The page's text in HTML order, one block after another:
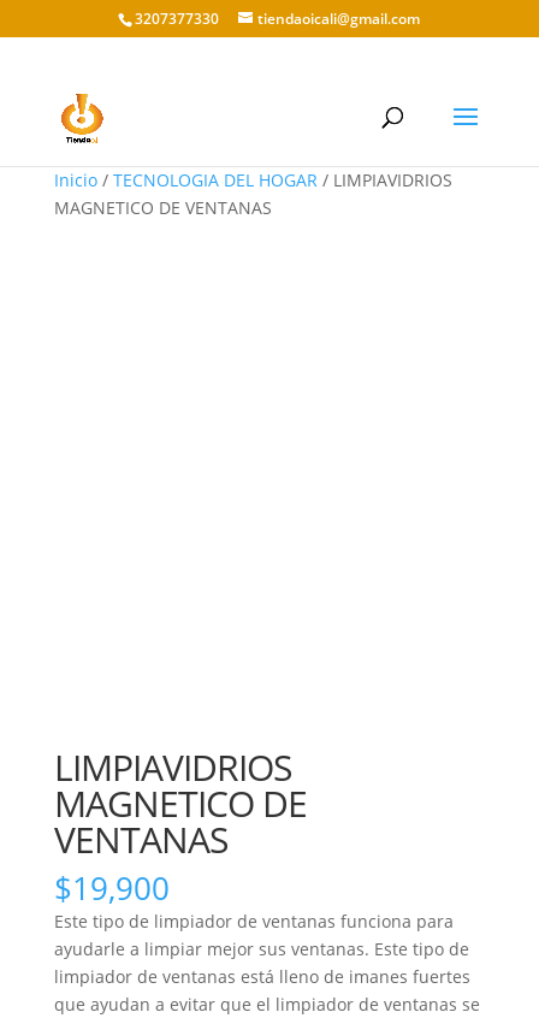
3207377330 tiendaoicali@gmail.com
Inicio/ TECNOLOGIA DEL HOGAR/ LIMPIAVIDRIOS
MAGNETICO DE VENTANAS
LIMPIAVIDRIOS
MAGNETICO DE
VENTANAS
$19,900
Este tipo de limpiador de ventanas funciona para
ayudarle a limpiar mejor sus ventanas. Este tipo de
limpiador de ventanas está lleno de imanes fuertes
que ayudan a evitar que el limpiador de ventanas se